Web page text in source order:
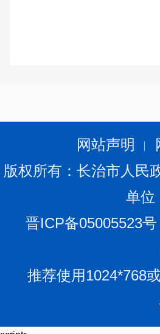
网站声明
版权所有：长治市人
单位
晋ICP备05005523号
推荐使用1024*768